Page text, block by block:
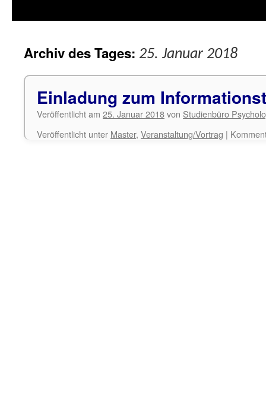
Archiv des Tages: 25. Januar 2018
Einladung zum
Veröffentlicht am 25. Januar 2018von Studienbüro
Veröffentlicht unter Master, Veranstaltung/Vortrag |